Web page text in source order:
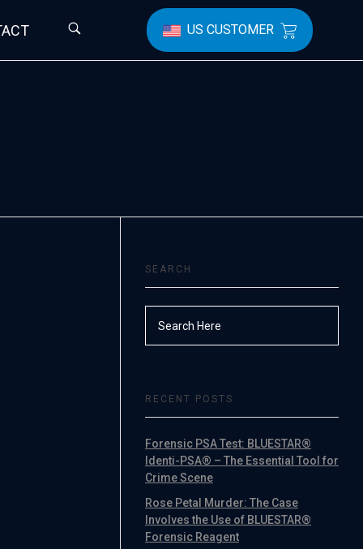
US CUSTOMER
SEARCH
RECENT POSTS
Forensic PSA Test: BLUESTAR®
Identi-PSA® – The Essential Tool for
Crime Scene
Rose Petal Murder: The Case
Involves the Use of BLUESTAR®
Forensic Reagent